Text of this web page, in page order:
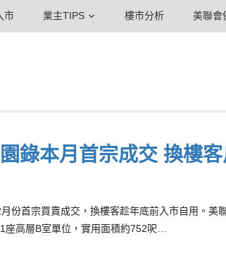
市 業主TIPS 樓市分析 美聯會
錄本月首宗成交 換樓
份首宗買賣成交，換樓客趁年底前入市自用。
座高層B室單位，實用面積約752呎…